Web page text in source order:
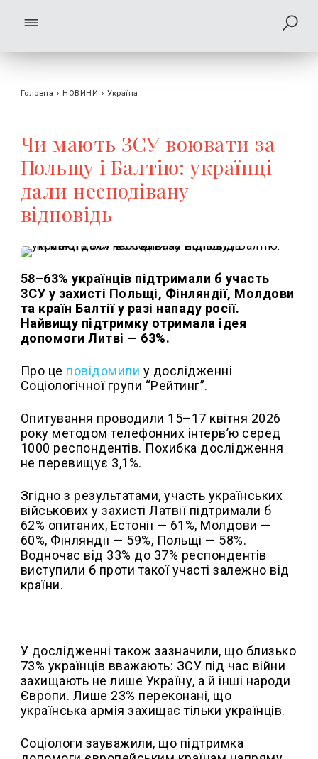
Головна › НОВИНИ › Україна
Чи мають ЗСУ воювати за
Польщу і Балтію: українці
дали несподівану
відповідь
58–63% українців підтримали б участь
ЗСУ у захисті Польщі, Фінляндії, Молдови
та країн Балтії у разі нападу росії.
Найвищу підтримку отримала ідея
допомоги Литві — 63%.
Про це повідомили у дослідженні
Соціологічної групи “Рейтинг”.
Опитування проводили 15–17 квітня 2026
року методом телефонних інтерв’ю серед
1000 респондентів. Похибка дослідження
не перевищує 3,1%.
Згідно з результатами, участь українських
військових у захисті Латвії підтримали б
62% опитаних, Естонії — 61%, Молдови —
60%, Фінляндії — 59%, Польщі — 58%.
Водночас від 33% до 37% респондентів
виступили б проти такої участі залежно від
країни.
У дослідженні також зазначили, що близько
73% українців вважають: ЗСУ під час війни
захищають не лише Україну, а й інші народи
Європи. Лише 23% переконані, що
українська армія захищає тільки українців.
Соціологи зауважили, що підтримка